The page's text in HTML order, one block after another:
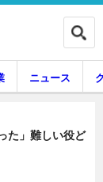
ニュース
た」難しい役ど